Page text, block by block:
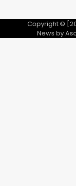
Copyright ©
News by